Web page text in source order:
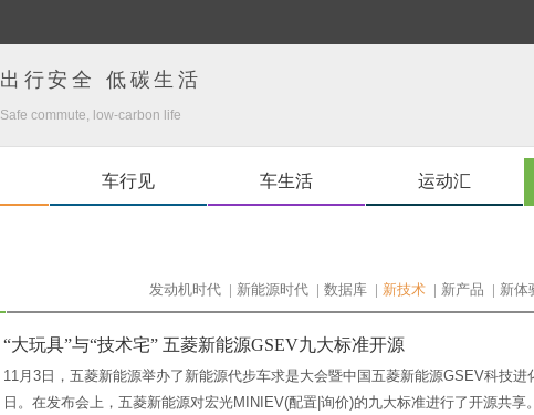
出行安全 低碳生活
Safe commute, low-carbon life
车行见 车生活 运动汇
发动机时代 | 新能源时代 | 数据库 | 新技术 | 新产品 | 新体
“大玩具”与“技术宅” 五菱新能源GSEV九大标准开源
11月3日，五菱新能源举办了新能源代步车求是大会暨中国五菱新能源GSEV科技进
日。在发布会上，五菱新能源对宏光MINIEV(配置|询价)的九大标准进行了开源共享。